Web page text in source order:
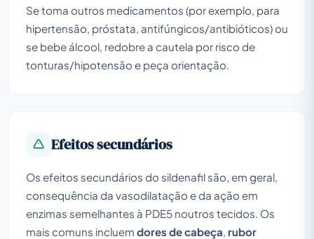
Se toma outros medicamentos (por exemplo, para
hipertensão, próstata, antifúngicos/antibióticos) ou
se bebe álcool, redobre a cautela por risco de
tonturas/hipotensão e peça orientação.
Efeitos secundários
Os efeitos secundários do sildenafil são, em geral,
consequência da vasodilatação e da ação em
enzimas semelhantes à PDE5 noutros tecidos. Os
mais comuns incluem dores de cabeça rubor